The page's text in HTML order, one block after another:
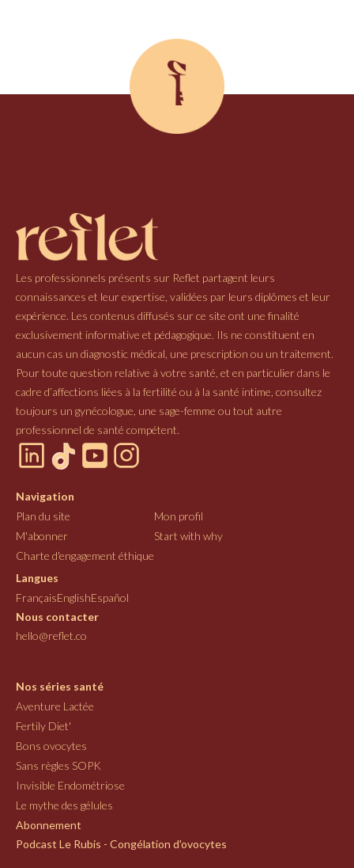
Les professionnels présents sur Reflet partagent leurs
connaissances et leur expertise, validées par leurs diplômes et leur
expérience. Les contenus diffusés sur ce site ont une finalité
exclusivement informative et pédagogique. Ils ne constituent en
aucun cas un diagnostic médical, une prescription ou un traitement.
Pour toute question relative à votre santé, et en particulier dans le
cadre d’affections liées à la fertilité ou à la santé intime, consultez
toujours un gynécologue, une sage-femme ou tout autre
professionnel de santé compétent.
Navigation
Plan du site
Mon profil
M'abonner
Start with why
Charte d'engagement éthique
Langues
FrançaisEnglishEspañol
Nous contacter
hello@reflet.co
Nos séries santé
Aventure Lactée
Fertily Diet'
Bons ovocytes
Sans règles SOPK
Invisible Endométriose
Le mythe des gélules
Abonnement
Podcast Le Rubis - Congélation d'ovocytes